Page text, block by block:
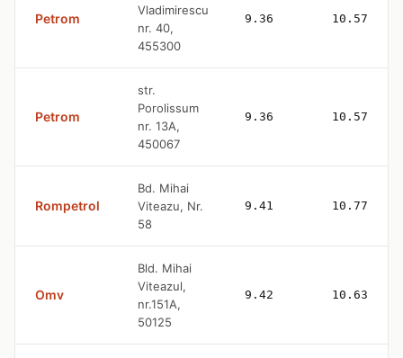
Petrom
Vladimirescu
nr. 40,
455300
9.36 10.57
Petrom
str.
Porolissum
nr. 13A,
450067
9.36 10.57
Rompetrol
Bd. Mihai
Viteazu, Nr.
58
9.41 10.77
Omv
Bld. Mihai
Viteazul,
nr.151A,
50125
9.42 10.63